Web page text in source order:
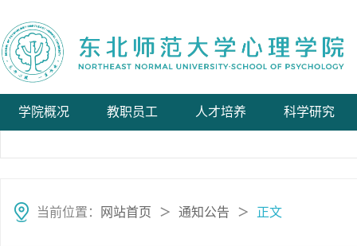
学院概况 教职员工 人才培养 科学研究
当前位置： 网站首页 ＞ 通知公告 ＞ 正文